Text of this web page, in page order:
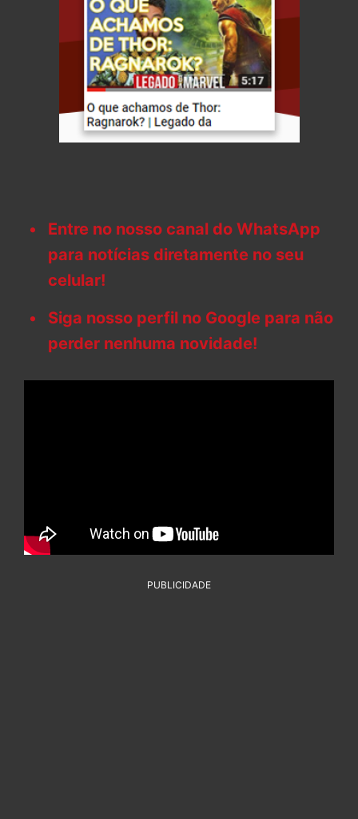
Entre no nosso canal do WhatsApp
para notícias diretamente no seu
celular!
Siga nosso perfil no Google para não
perder nenhuma novidade!
PUBLICIDADE